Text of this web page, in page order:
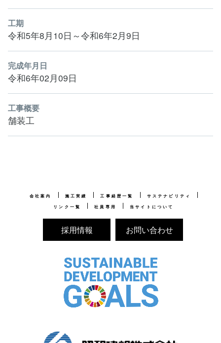
工期
令和5年8月10日～令和6年2月9日
完成年月日
令和6年02月09日
工事概要
舗装工
会社案内 施工実績 工事経歴一覧
サステナビリティ
リンク一覧
社員専用 当サイトについて
採用情報 お問い合わせ